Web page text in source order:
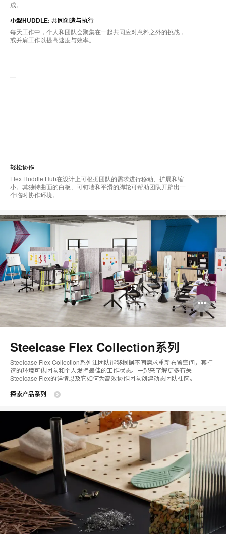
成。
小型HUDDLE: 共同创造与执行
每天工作中，个人和团队会聚集在一起共同应对意料之外的挑战，
或并肩工作以提高速度与效率。
轻松协作
Flex Huddle Hub在设计上可根据团队的需求进行移动、扩展和缩
小。其独特曲面的白板、可钉墙和平滑的脚轮可帮助团队开辟出一
个临时协作环境。
打
开
片
提
示
框
Steelcase Flex Collection系列
Steelcase Flex Collection系列让团队能够根据不同需求重新布置空间，其打
造的环境可供团队和个人发挥最佳的工作状态。一起来了解更多有关
Steelcase Flex的详情以及它如何为高效协作团队创建动态团队社区。
探索产品系列